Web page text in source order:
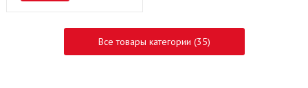
Все товары категории (35)